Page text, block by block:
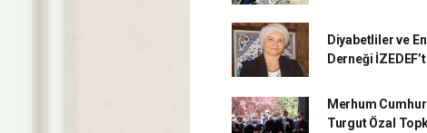
Diyabetliler ve
Derneği
Merhum
Turgut Özal